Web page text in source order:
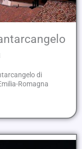
di
Romagna